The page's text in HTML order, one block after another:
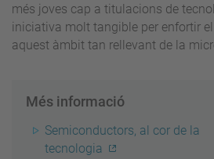
més joves cap a titulacions de
iniciativa molt tangible per enfortir
aquest àmbit tan rellevant de la
Més informació
Semiconductors, al cor de la
tecnologia